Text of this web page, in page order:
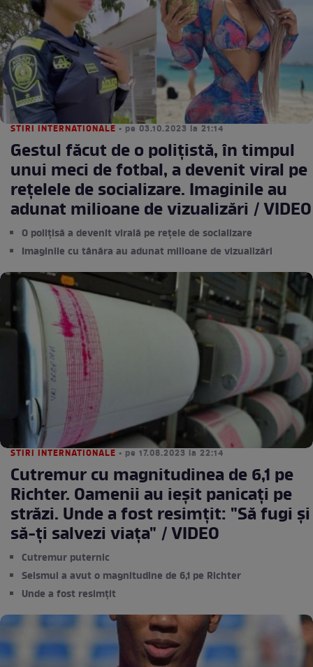
STIRI INTERNATIONALE • pe 03.10.2023 la 21:14
Gestul făcut de o polițistă, în timpul
unui meci de fotbal, a devenit viral pe
rețelele de socializare. Imaginile au
adunat milioane de vizualizări / VIDEO
O polițisă a devenit virală pe rețele de socializare
Imaginile cu tânăra au adunat milioane de vizualizări
STIRI INTERNATIONALE • pe 17.08.2023 la 22:14
Cutremur cu magnitudinea de 6,1 pe
Richter. Oamenii au ieșit panicați pe
străzi. Unde a fost resimțit: "Să fugi şi
să-ţi salvezi viaţa" / VIDEO
Cutremur puternic
Seismul a avut o magnitudine de 6,1 pe Richter
Unde a fost resimțit